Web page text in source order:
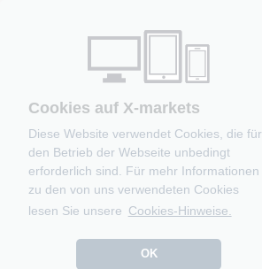
Cookies auf X-markets
Diese Website verwendet Cookies, die für
den Betrieb der Webseite unbedingt
erforderlich sind. Für mehr Informationen
zu den von uns verwendeten Cookies
lesen Sie unsere Cookies-Hinweise.
OK